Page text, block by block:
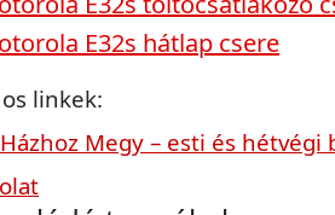
E32s hátlap csere
linkek:
Megy – esti és hétvégi